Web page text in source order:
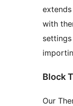
with
Block
Our